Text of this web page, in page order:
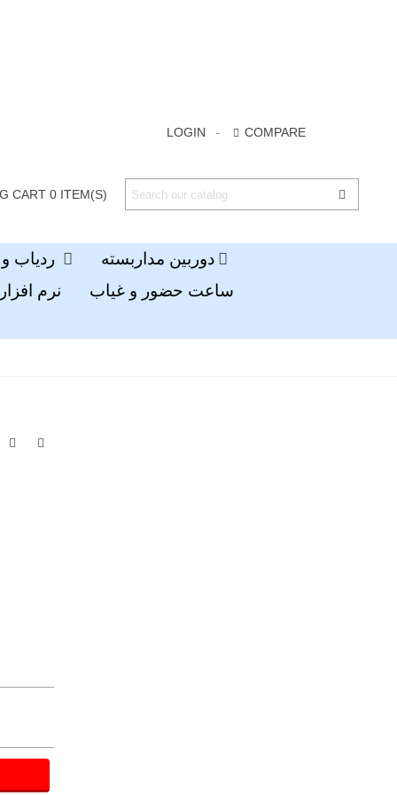
LOGIN COMPARE
CART 0 ITEM(S)
دوربین مداربسته
نرم افزار
ساعت حضور و غیاب